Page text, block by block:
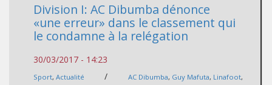
Division I: AC Dibumba dénonce
«une erreur» dans le classement qui
le condamne à la relégation
30/03/2017 - 14:23
Sport, Actualité / AC Dibumba, Guy Mafuta, Linafoot,